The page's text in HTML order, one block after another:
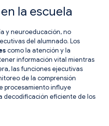
la escuela
y neuroeducación, no
del alumnado. Los
como la atención y la
información vital mientras
las funciones ejecutivas
de la comprensión
procesamiento influye
decodificación eficiente de los